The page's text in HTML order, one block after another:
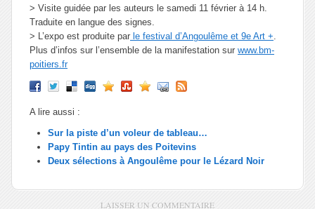
> Visite guidée par les auteurs le samedi 11 février à 14 h.
Traduite en langue des signes.
> L’expo est produite par le festival d’Angoulême et 9e Art +
Plus d’infos sur l’ensemble de la manifestation sur www.bm-
poitiers.fr
A lire aussi :
Sur la piste d’un voleur de tableau…
Papy Tintin au pays des Poitevins
Deux sélections à Angoulême pour le Lézard Noir
LAISSER UN COMMENTAIRE